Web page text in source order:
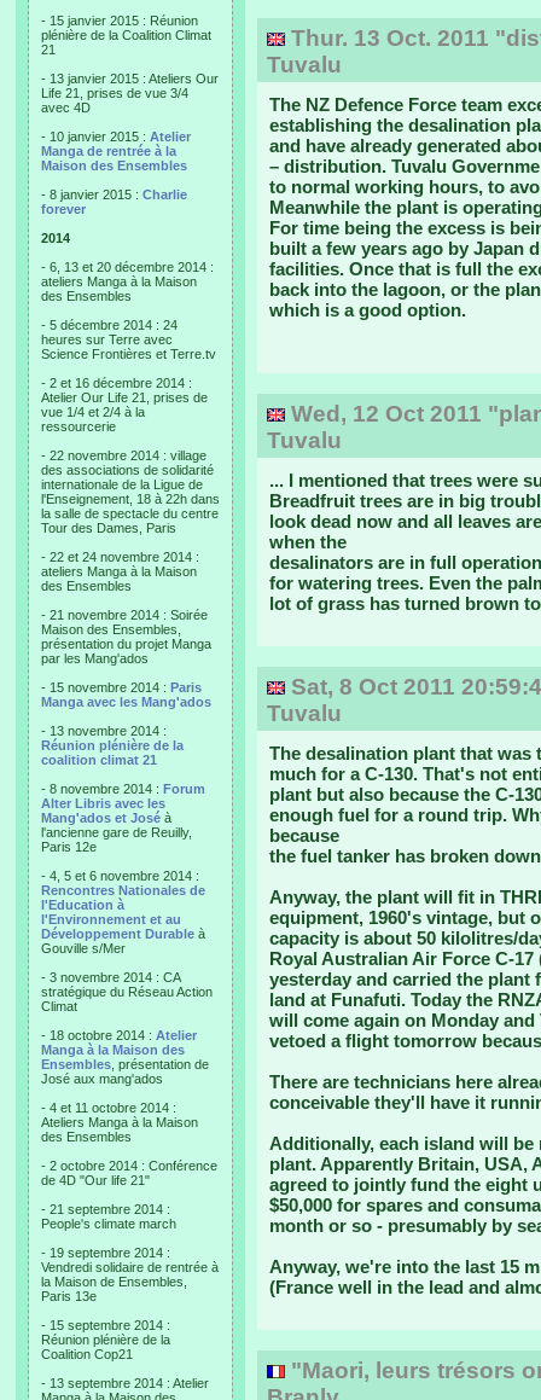
- 15 janvier 2015 : Réunion
plénière de la Coalition Climat
21
- 13 janvier 2015 : Ateliers Our
Life 21, prises de vue 3/4
avec 4D
- 10 janvier 2015 : Atelier
Manga de rentrée à la
Maison des Ensembles
- 8 janvier 2015 : Charlie
forever
2014
- 6, 13 et 20 décembre 2014 :
ateliers Manga à la Maison
des Ensembles
- 5 décembre 2014 : 24
heures sur Terre avec
Science Frontières et Terre.tv
- 2 et 16 décembre 2014 :
Atelier Our Life 21, prises de
vue 1/4 et 2/4 à la
ressourcerie
- 22 novembre 2014 : village
des associations de solidarité
internationale de la Ligue de
l'Enseignement, 18 à 22h dans
la salle de spectacle du centre
Tour des Dames, Paris
- 22 et 24 novembre 2014 :
ateliers Manga à la Maison
des Ensembles
- 21 novembre 2014 : Soirée
Maison des Ensembles,
présentation du projet Manga
par les Mang'ados
- 15 novembre 2014 : Paris
Manga avec les Mang'ados
- 13 novembre 2014 :
Réunion plénière de la
coalition climat 21
- 8 novembre 2014 : Forum
Alter Libris avec les
Mang'ados et José à
l'ancienne gare de Reuilly,
Paris 12e
- 4, 5 et 6 novembre 2014 :
Rencontres Nationales de
l'Education à
l'Environnement et au
Développement Durable à
Gouville s/Mer
- 3 novembre 2014 : CA
stratégique du Réseau Action
Climat
- 18 octobre 2014 : Atelier
Manga à la Maison des
Ensembles , présentation de
José aux mang'ados
- 4 et 11 octobre 2014 :
Ateliers Manga à la Maison
des Ensembles
- 2 octobre 2014 : Conférence
de 4D "Our life 21"
- 21 septembre 2014 :
People's climate march
- 19 septembre 2014 :
Vendredi solidaire de rentrée à
la Maison de Ensembles,
Paris 13e
- 15 septembre 2014 :
Réunion plénière de la
Coalition Cop21
- 13 septembre 2014 : Atelier
Thur. 13 Oct. 2011
Tuvalu
The NZ Defence Force team
establishing the desalination
and have already generated
– distribution. Tuvalu
to normal working hours, to
Meanwhile the plant is
For time being the excess is
built a few years ago by Japan
facilities. Once that is full the
back into the lagoon, or the
which is a good option.
Wed, 12 Oct 2011
Tuvalu
... I mentioned that trees were
Breadfruit trees are in big
look dead now and all leaves
when the
desalinators are in full
for watering trees. Even the
lot of grass has turned brown
Sat, 8 Oct 2011
Tuvalu
The desalination plant that was
much for a C-130. That's not
plant but also because the C-
enough fuel for a round trip.
because
the fuel tanker has broken
Anyway, the plant will fit in
equipment, 1960's vintage, but
capacity is about 50 kilolitres/
Royal Australian Air Force C-
yesterday and carried the plant
land at Funafuti. Today the
will come again on Monday
vetoed a flight tomorrow
There are technicians here
conceivable they'll have it
Additionally, each island will
plant. Apparently Britain, USA,
agreed to jointly fund the eight
$50,000 for spares and
month or so - presumably by
Anyway, we're into the last 15
(France well in the lead and
"Maori, leurs trésors